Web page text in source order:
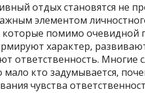
отдых становятся не
элементом
помимо очевидной
характер,
ответственность. Многие
мало кто задумывается,
чувства